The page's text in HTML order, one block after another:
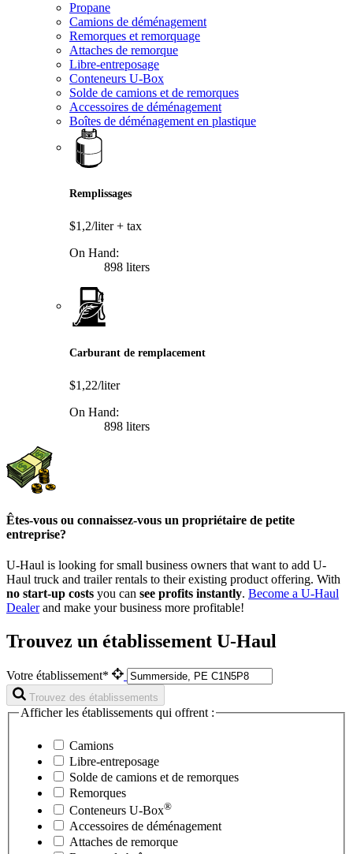
Propane
Camions de déménagement
Remorques et remorquage
Attaches de remorque
Libre-entreposage
Conteneurs U-Box
Solde de camions et de remorques
Accessoires de déménagement
Boîtes de déménagement en plastique
Remplissages
$1,2/liter+ tax
On Hand:
898 liters
Carburant de remplacement
$1,22/liter
On Hand:
898 liters
Êtes-vous ou connaissez-vous un propriétaire de petite
entreprise?
U-Haul is looking for small business owners that want to add U-
Haul truck and trailer rentals to their existing product offering. With
no start-up costs you can see profits instantly. Become a U-Haul
Dealerand make your business more profitable!
Trouvez un établissement U-Haul
Votre établissement*
Trouvez des établissements
Afficher les établissements qui offrent :
Camions
Libre-entreposage
Solde de camions et de remorques
Remorques
Conteneurs U-Box®
Accessoires de déménagement
Attaches de remorque